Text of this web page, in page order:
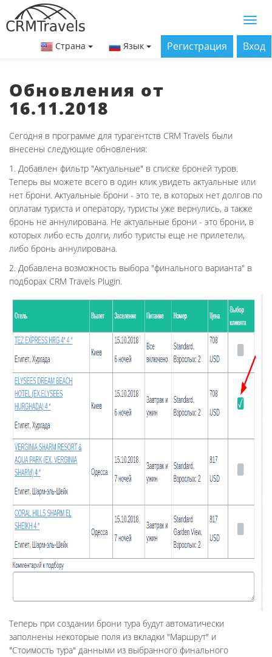
Страна Язык Регистрация Вход
Обновления от
16.11.2018
Сегодня в программе для турагентств CRM Travels были
внесены следующие обновления:
1. Добавлен фильтр "Актуальные" в списке броней туров.
Теперь вы можете всего в один клик увидеть актуальные или
нет брони. Актуальные брони - это те, в которых нет долгов по
оплатам туриста и оператору, туристы уже вернулись, а также
бронь не аннулирована. Не актуальные брони - это брони, в
которых либо есть долги, либо туристы еще не прилетели,
либо бронь аннулирована.
2. Добавлена возможность выбора "финального варианта" в
подборах CRM Travels Plugin.
Теперь при создании брони тура будут автоматически
заполнены некоторые поля из вкладки "Маршрут" и
"Стоимость тура" данными из выбранного финального